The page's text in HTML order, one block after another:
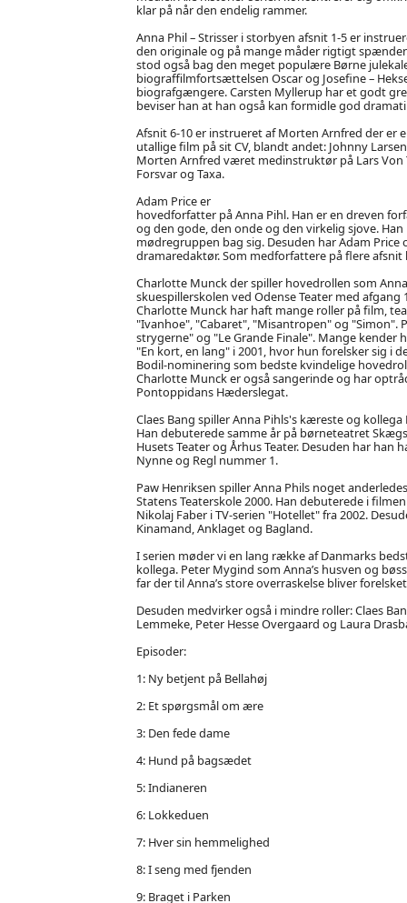
klar på når den endelig rammer.
Anna Phil – Strisser i storbyen afsnit 1-5 er
den originale og på mange måder rigtigt
stod også bag den meget populære Børne
biograffilmfortsættelsen Oscar og Josefine –
biografgængere. Carsten Myllerup har et godt
beviser han at han også kan formidle god
Afsnit 6-10 er instrueret af Morten Arnfred der er
utallige film på sit CV, blandt andet: Johnny
Morten Arnfred været medinstruktør på Lars
Forsvar og Taxa.
Adam Price er
hovedforfatter på Anna Pihl. Han er en dreven
og den gode, den onde og den virkelig sjove.
mødregruppen bag sig. Desuden har Adam
dramaredaktør. Som medforfattere på flere
Charlotte Munck der spiller hovedrollen som
skuespillerskolen ved Odense Teater med
Charlotte Munck har haft mange roller på film,
"Ivanhoe", "Cabaret", "Misantropen" og
strygerne" og "Le Grande Finale". Mange kender
"En kort, en lang" i 2001, hvor hun forelsker sig i
Bodil-nominering som bedste kvindelige
Charlotte Munck er også sangerinde og har
Pontoppidans Hæderslegat.
Claes Bang spiller Anna Pihls's kæreste og
Han debuterede samme år på børneteatret
Husets Teater og Århus Teater. Desuden har
Nynne og Regl nummer 1.
Paw Henriksen spiller Anna Phils noget
Statens Teaterskole 2000. Han debuterede i
Nikolaj Faber i TV-serien "Hotellet" fra 2002.
Kinamand, Anklaget og Bagland.
I serien møder vi en lang række af Danmarks
kollega. Peter Mygind som Anna’s husven og
far der til Anna’s store overraskelse bliver
Desuden medvirker også i mindre roller: Claes
Lemmeke, Peter Hesse Overgaard og Laura
Episoder:
1: Ny betjent på Bellahøj
2: Et spørgsmål om ære
3: Den fede dame
4: Hund på bagsædet
5: Indianeren
6: Lokkeduen
7: Hver sin hemmelighed
8: I seng med fjenden
9: Braget i Parken